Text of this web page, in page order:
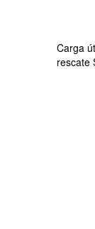
Carga
rescate